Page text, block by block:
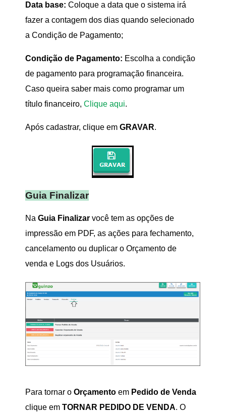
Data base: Coloque a data que o sistema irá
fazer a contagem dos dias quando selecionado
a Condição de Pagamento;
Condição de Pagamento: Escolha a condição
de pagamento para programação financeira.
Caso queira saber mais como programar um
título financeiro, Clique aqui.
Após cadastrar, clique em GRAVAR.
Guia Finalizar
Na Guia Finalizar você tem as opções de
impressão em PDF, as ações para fechamento,
cancelamento ou duplicar o Orçamento de
venda e Logs dos Usuários.
Para tornar o Orçamento em Pedido de Venda
clique em TORNAR PEDIDO DE VENDA. O